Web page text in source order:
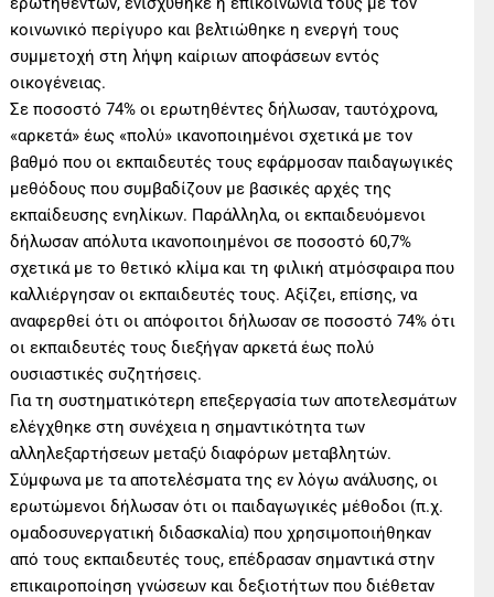
κοινωνικό περίγυρο και βελτιώθηκε η ενεργή τους
συμμετοχή στη λήψη καίριων αποφάσεων εντός
οικογένειας.
Σε ποσοστό 74% οι ερωτηθέντες δήλωσαν, ταυτόχρονα,
«αρκετά» έως «πολύ» ικανοποιημένοι σχετικά με τον
βαθμό που οι εκπαιδευτές τους εφάρμοσαν παιδαγωγικές
μεθόδους που συμβαδίζουν με βασικές αρχές της
εκπαίδευσης ενηλίκων. Παράλληλα, οι εκπαιδευόμενοι
δήλωσαν απόλυτα ικανοποιημένοι σε ποσοστό 60,7%
σχετικά με το θετικό κλίμα και τη φιλική ατμόσφαιρα που
καλλιέργησαν οι εκπαιδευτές τους. Αξίζει, επίσης, να
αναφερθεί ότι οι απόφοιτοι δήλωσαν σε ποσοστό 74% ότι
οι εκπαιδευτές τους διεξήγαν αρκετά έως πολύ
ουσιαστικές συζητήσεις.
Για τη συστηματικότερη επεξεργασία των αποτελεσμάτων
ελέγχθηκε στη συνέχεια η σημαντικότητα των
αλληλεξαρτήσεων μεταξύ διαφόρων μεταβλητών.
Σύμφωνα με τα αποτελέσματα της εν λόγω ανάλυσης, οι
ερωτώμενοι δήλωσαν ότι οι παιδαγωγικές μέθοδοι (π.χ.
ομαδοσυνεργατική διδασκαλία) που χρησιμοποιήθηκαν
από τους εκπαιδευτές τους, επέδρασαν σημαντικά στην
επικαιροποίηση γνώσεων και δεξιοτήτων που διέθεταν